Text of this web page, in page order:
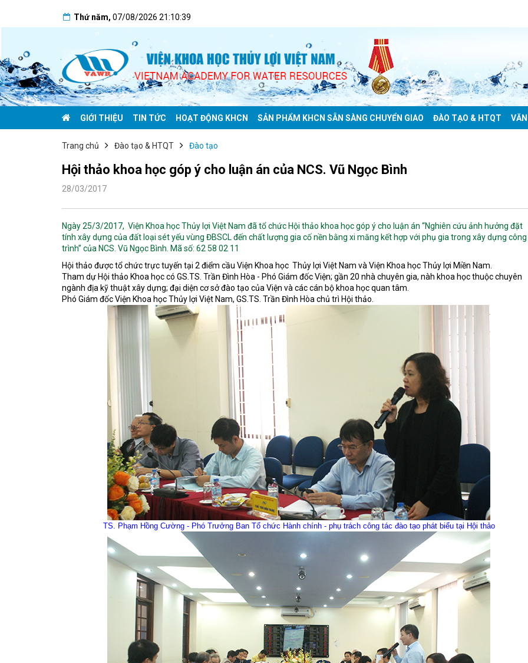
Thứ năm, 07/08/2026 21:10:40
GIỚI THIỆU TIN TỨC HOẠT ĐỘNG KHCN SẢN PHẨM KHCN SẴN SÀNG CHUYỂN GIAO ĐÀO TẠO & HTQT
Trang chủ Đào tạo & HTQT Đào tạo
Hội thảo khoa học góp ý cho luận án của NCS. Vũ Ngọc Bình
28/03/2017
Ngày 25/3/2017, Viện Khoa học Thủy lợi Việt Nam đã tổ chức Hội thảo khoa học góp ý cho luận án “Nghiên cứu ảnh hưởng đặt
tính xây dựng của đất loại sét yếu vùng ĐBSCL đến chất lượng gia cố nền bằng xi măng kết hợp với phụ gia trong xây dựng công
trình” của NCS. Vũ Ngọc Bình. Mã số: 62 58 02 11
Hội thảo được tổ chức trực tuyến tại 2 điểm cầu Viện Khoa học Thủy lợi Việt Nam và Viện Khoa học Thủy lợi Miền Nam.
Tham dự Hội thảo Khoa học có GS.TS. Trần Đình Hòa - Phó Giám đốc Viện; gần 20 nhà chuyên gia, nàh khoa học thuộc chuyên
ngành địa kỹ thuật xây dựng; đại diện cơ sở đào tạo của Viện và các cán bộ khoa học quan tâm.
Phó Giám đốc Viện Khoa học Thủy lợi Việt Nam, GS.TS. Trần Đình Hòa chủ trì Hội thảo.
TS. Phạm Hồng Cường - Phó Trưởng Ban Tổ chức Hành chính - phụ trách công tác đào tạo phát biểu tại Hội thảo